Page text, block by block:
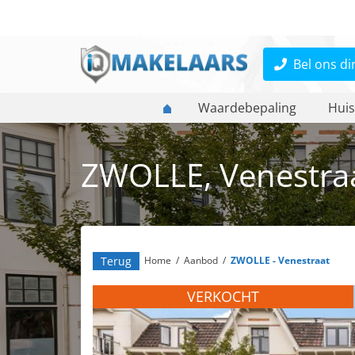
Bel ons
Waardebepaling
Home / Aanbod / ZWOLLE - Venestraat
ZWOLLE,
Terug
VERKOCHT